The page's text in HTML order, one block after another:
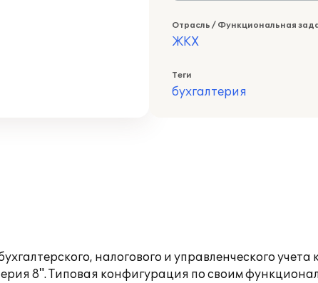
Отрасль / Функциональная
ЖКХ
Теги
бухгалтерия
налогового и управленческого
8". Типовая конфигурация по своим